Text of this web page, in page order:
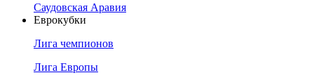
Саудовская Аравия
Еврокубки
Лига чемпионов
Лига Европы